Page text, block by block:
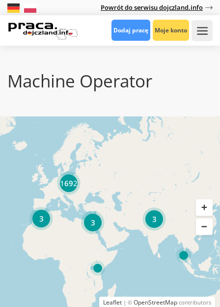
Powrót do serwisu dojczland.info
Dodaj pracę Moje konto
Machine Operator
3
3
3
1692
Leaflet | © OpenStreetMap contributors